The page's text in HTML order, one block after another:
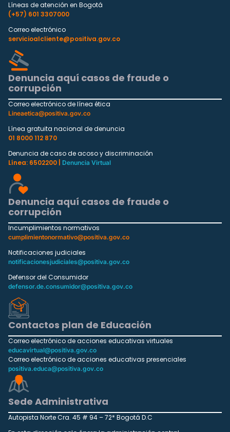
Líneas de atención en Bogotá
(+57) 601 3307000
Correo electrónico
servicioalcliente@positiva.gov.co
Denuncia aquí casos de fraude o
corrupción
Correo electrónico de línea ética
Lineaetica@positiva.gov.co
Línea gratuita nacional de denuncia
01 8000 112 870
Denuncia de caso de acoso y discriminación
Línea: 6502200 |
Denuncia Virtual
Denuncia aquí casos de fraude o
corrupción
Incumplimientos normativos
cumplimientonormativo@positiva.gov.co
Notificaciones judiciales
notificacionesjudiciales@positiva.gov.co
Defensor del Consumidor
defensor.de.consumidor@positiva.gov.co
Contactos plan de Educación
Correo electrónico de acciones educativas virtuales
educavirtual@positiva.gov.co
Correo electrónico de acciones educativas presenciales
positiva.educa@positiva.gov.co
Sede Administrativa
Autopista Norte Cra. 45 # 94 – 72* Bogotá D.C